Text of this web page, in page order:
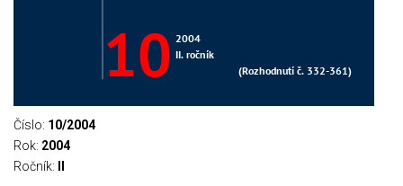
Číslo: 10/2004
Rok: 2004
Ročník: